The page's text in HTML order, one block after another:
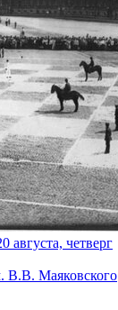
августа, четверг
В.В. Маяковского